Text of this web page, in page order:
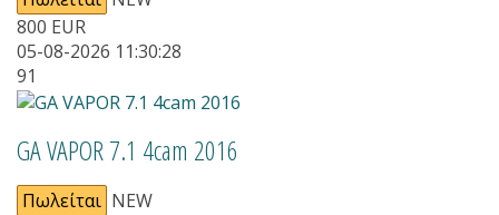
800 EUR
05-08-2026 11:30:28
91
GA VAPOR 7.1 4cam 2016
Πωλείται NEW